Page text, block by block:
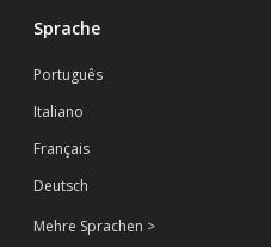
Sprache
Português
Italiano
Français
Deutsch
Mehre Sprachen >